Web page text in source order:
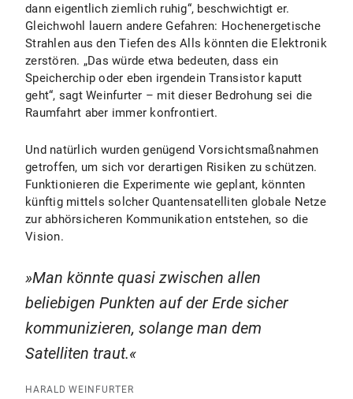
dann eigentlich ziemlich ruhig“, beschwichtigt er.
Gleichwohl lauern andere Gefahren: Hochenergetische
Strahlen aus den Tiefen des Alls könnten die Elektronik
zerstören. „Das würde etwa bedeuten, dass ein
Speicherchip oder eben irgendein Transistor kaputt
geht“, sagt Weinfurter – mit dieser Bedrohung sei die
Raumfahrt aber immer konfrontiert.
Und natürlich wurden genügend Vorsichtsmaßnahmen
getroffen, um sich vor derartigen Risiken zu schützen.
Funktionieren die Experimente wie geplant, könnten
künftig mittels solcher Quantensatelliten globale Netze
zur abhörsicheren Kommunikation entstehen, so die
Vision.
Man könnte quasi zwischen allen
beliebigen Punkten auf der Erde sicher
kommunizieren, solange man dem
Satelliten traut.
HARALD WEINFURTER